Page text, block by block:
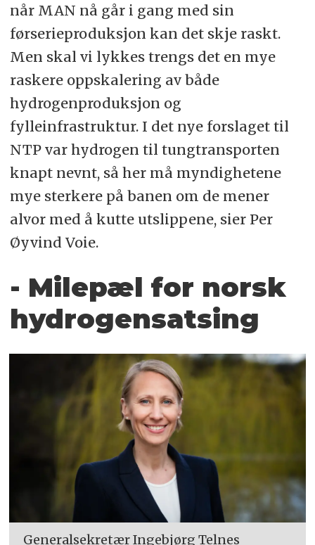
når MAN nå går i gang med sin
førserieproduksjon kan det skje raskt.
Men skal vi lykkes trengs det en mye
raskere oppskalering av både
hydrogenproduksjon og
fylleinfrastruktur. I det nye forslaget til
NTP var hydrogen til tungtransporten
knapt nevnt, så her må myndighetene
mye sterkere på banen om de mener
alvor med å kutte utslippene, sier Per
Øyvind Voie.
- Milepæl for norsk
hydrogensatsing
Generalsekretær Ingebjørg Telnes